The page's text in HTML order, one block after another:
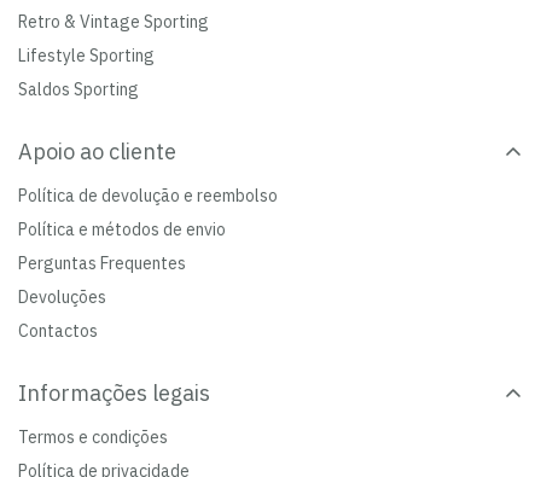
Retro & Vintage Sporting
Lifestyle Sporting
Saldos Sporting
Apoio ao cliente
Política de devolução e reembolso
Política e métodos de envio
Perguntas Frequentes
Devoluções
Contactos
Informações legais
Termos e condições
Política de privacidade